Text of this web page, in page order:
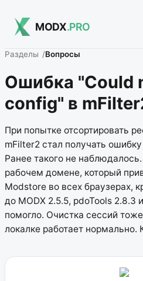
MODX.PRO
Разделы Вопросы
Ошибка "Could
config" в
При попытке отсортировать
mFilter2 стал получать
Ранее такого не
рабочем домене, который
Modstore во всех браузерах,
до MODX 2.5.5, pdoTools 2.8.3
помогло. Очистка сессий
локалке работает нормально.